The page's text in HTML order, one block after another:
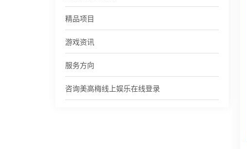
精品项目
游戏资讯
服务方向
咨询美高梅线上娱乐在线登录